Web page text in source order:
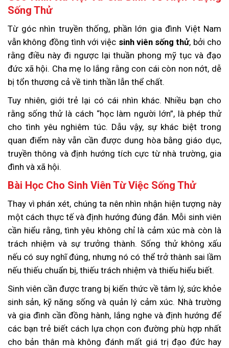
Sống Thử
Từ góc nhìn truyền thống, phần lớn gia đình Việt Nam
vẫn không đồng tình với việc sinh viên sống thử, bởi cho
rằng điều này đi ngược lại thuần phong mỹ tục và đạo
đức xã hội. Cha mẹ lo lắng rằng con cái còn non nớt, dễ
bị tổn thương cả về tinh thần lẫn thể chất.
Tuy nhiên, giới trẻ lại có cái nhìn khác. Nhiều bạn cho
rằng sống thử là cách “học làm người lớn”, là phép thử
cho tình yêu nghiêm túc. Dẫu vậy, sự khác biệt trong
quan điểm này vẫn cần được dung hòa bằng giáo dục,
truyền thông và định hướng tích cực từ nhà trường, gia
đình và xã hội.
Bài Học Cho Sinh Viên Từ Việc Sống Thử
Thay vì phán xét, chúng ta nên nhìn nhận hiện tượng này
một cách thực tế và định hướng đúng đắn. Mỗi sinh viên
cần hiểu rằng, tình yêu không chỉ là cảm xúc mà còn là
trách nhiệm và sự trưởng thành. Sống thử không xấu
nếu có suy nghĩ đúng, nhưng nó có thể trở thành sai lầm
nếu thiếu chuẩn bị, thiếu trách nhiệm và thiếu hiểu biết.
Sinh viên cần được trang bị kiến thức về tâm lý, sức khỏe
sinh sản, kỹ năng sống và quản lý cảm xúc. Nhà trường
và gia đình cần đồng hành, lắng nghe và định hướng để
các bạn trẻ biết cách lựa chọn con đường phù hợp nhất
cho bản thân mà không đánh mất giá trị đạo đức hay